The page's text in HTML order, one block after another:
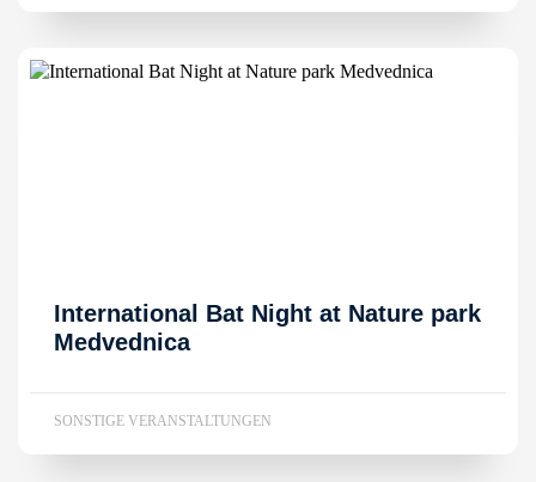
International Bat Night at Nature park
Medvednica
SONSTIGE VERANSTALTUNGEN